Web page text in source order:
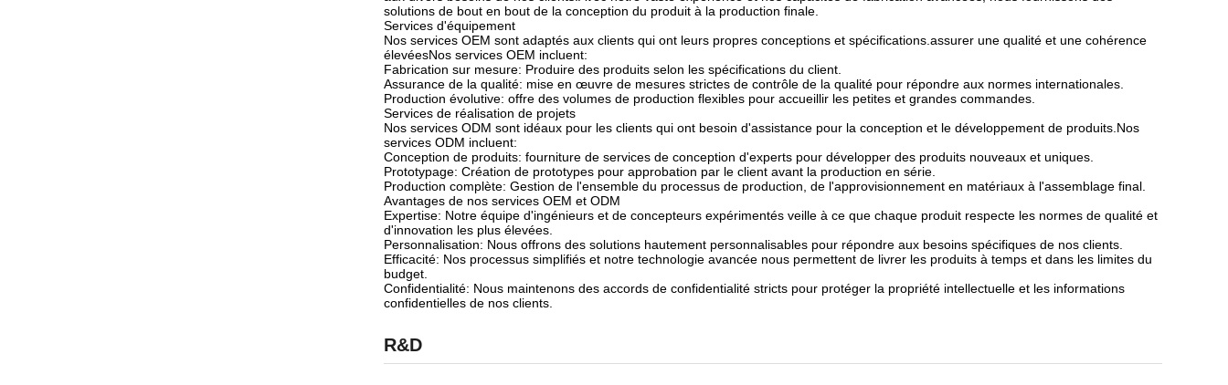
solutions de bout en bout de la conception du produit à la production finale.
Services d'équipement
Nos services OEM sont adaptés aux clients qui ont leurs propres conceptions et spécifications.assurer une qualité et une cohérence
élevéesNos services OEM incluent:
Fabrication sur mesure: Produire des produits selon les spécifications du client.
Assurance de la qualité: mise en œuvre de mesures strictes de contrôle de la qualité pour répondre aux normes internationales.
Production évolutive: offre des volumes de production flexibles pour accueillir les petites et grandes commandes.
Services de réalisation de projets
Nos services ODM sont idéaux pour les clients qui ont besoin d'assistance pour la conception et le développement de produits.Nos
services ODM incluent:
Conception de produits: fourniture de services de conception d'experts pour développer des produits nouveaux et uniques.
Prototypage: Création de prototypes pour approbation par le client avant la production en série.
Production complète: Gestion de l'ensemble du processus de production, de l'approvisionnement en matériaux à l'assemblage final.
Avantages de nos services OEM et ODM
Expertise: Notre équipe d'ingénieurs et de concepteurs expérimentés veille à ce que chaque produit respecte les normes de qualité et
d'innovation les plus élevées.
Personnalisation: Nous offrons des solutions hautement personnalisables pour répondre aux besoins spécifiques de nos clients.
Efficacité: Nos processus simplifiés et notre technologie avancée nous permettent de livrer les produits à temps et dans les limites du
budget.
Confidentialité: Nous maintenons des accords de confidentialité stricts pour protéger la propriété intellectuelle et les informations
confidentielles de nos clients.
R&D